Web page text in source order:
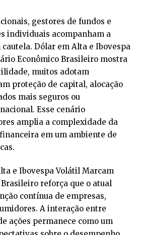
gestores de fundos e
individuais acompanham a
Dólar em Alta e Ibovespa
Econômico Brasileiro mostra
muitos adotam
proteção de capital, alocação
mais seguros ou
Esse cenário
amplia a complexidade da
em um ambiente de
e Ibovespa Volátil Marcam
reforça que o atual
contínua de empresas,
A interação entre
ações permanece como um